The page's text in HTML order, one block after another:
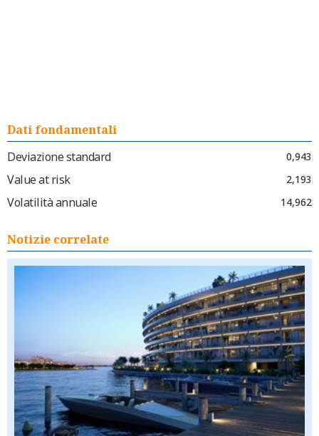
Dati fondamentali
Deviazione standard
0,943
Value at risk 2,193
Volatilità annuale 14,962
Notizie correlate